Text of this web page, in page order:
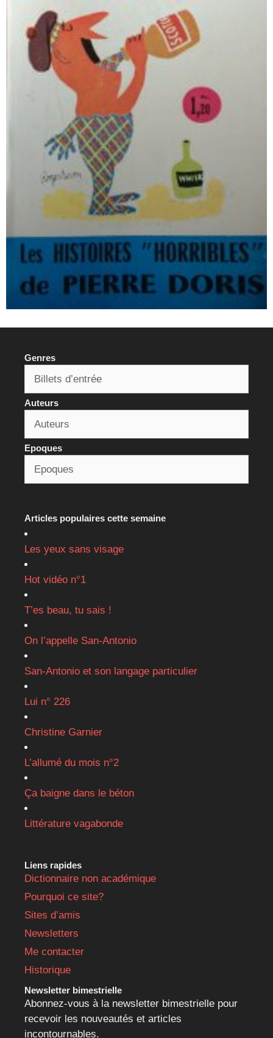
Genres
Auteurs
Epoques
Articles populaires cette semaine
Les yeux sans visage
Hot vidéo n°1
T’es beau, tu sais !
On l’appelle San-Antonio
San-Antonio et son langage particulier
Lui n° 226
Christine Garnier
L’allumé du mois n°2
Ça baigne dans le béton
Littérature vagabonde
Liens rapides
Dictionnaire non académique
Pourquoi ce site?
Sites d’amis
Newsletters
Me contacter
Historique
Newsletter bimestrielle
Abonnez-vous à la newsletter bimestrielle pour
recevoir les nouveautés et articles
incontournables.